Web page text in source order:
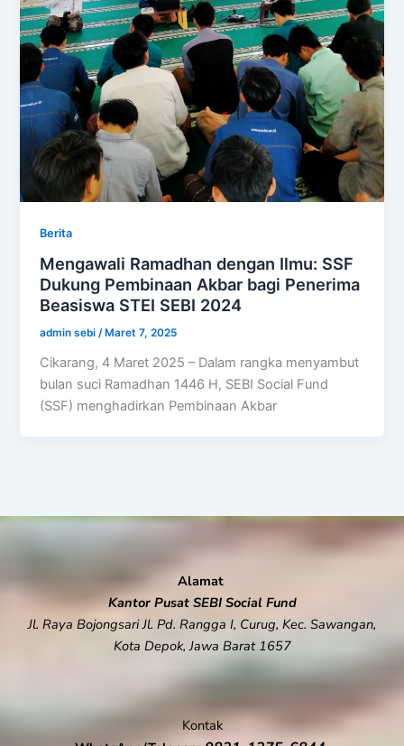
Berita
Mengawali Ramadhan dengan Ilmu: SSF
Dukung Pembinaan Akbar bagi Penerima
Beasiswa STEI SEBI 2024
admin sebi/ Maret 7, 2025
Cikarang, 4 Maret 2025 – Dalam rangka menyambut
bulan suci Ramadhan 1446 H, SEBI Social Fund
(SSF) menghadirkan Pembinaan Akbar
Alamat
Kantor Pusat SEBI Social Fund
Jl. Raya Bojongsari Jl. Pd. Rangga I, Curug, Kec. Sawangan,
Kota Depok, Jawa Barat 1657
Kontak